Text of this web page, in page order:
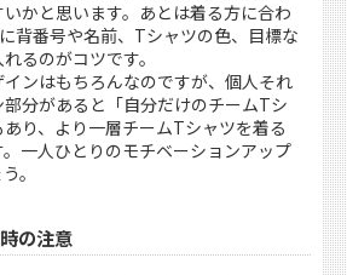
かと思います。あとは着る方に合わ
背番号や名前、Tシャツの色、目標な
るのがコツです。
ンはもちろんなのですが、個人それ
分があると「自分だけのチームTシ
り、より一層チームTシャツを着る
一人ひとりのモチベーションアップ
。
の注意